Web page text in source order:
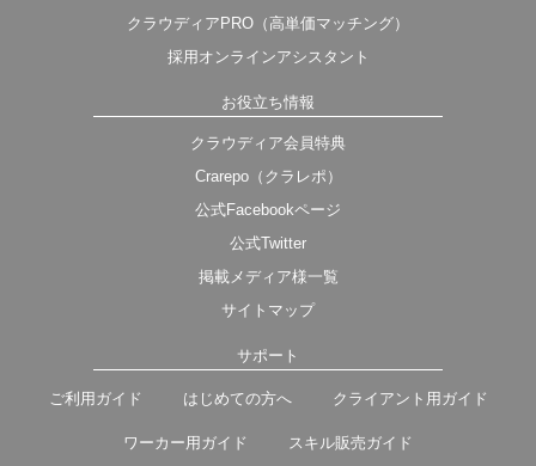
クラウディアPRO（高単価マッチング）
採用オンラインアシスタント
お役立ち情報
クラウディア会員特典
Crarepo（クラレポ）
公式Facebookページ
公式Twitter
掲載メディア様一覧
サイトマップ
サポート
ご利用ガイド はじめての方へ クライアント用ガイド
ワーカー用ガイド スキル販売ガイド